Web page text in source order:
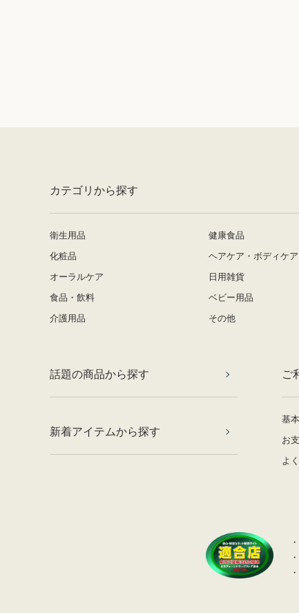
カテゴリから探す
衛生用品
健康食品
化粧品
ヘアケア・ボディケア
オーラルケア
日用雑貨
食品・飲料
ベビー用品
介護用品
その他
話題の商品から探す
新着アイテムから探す
ご
基
お
よ